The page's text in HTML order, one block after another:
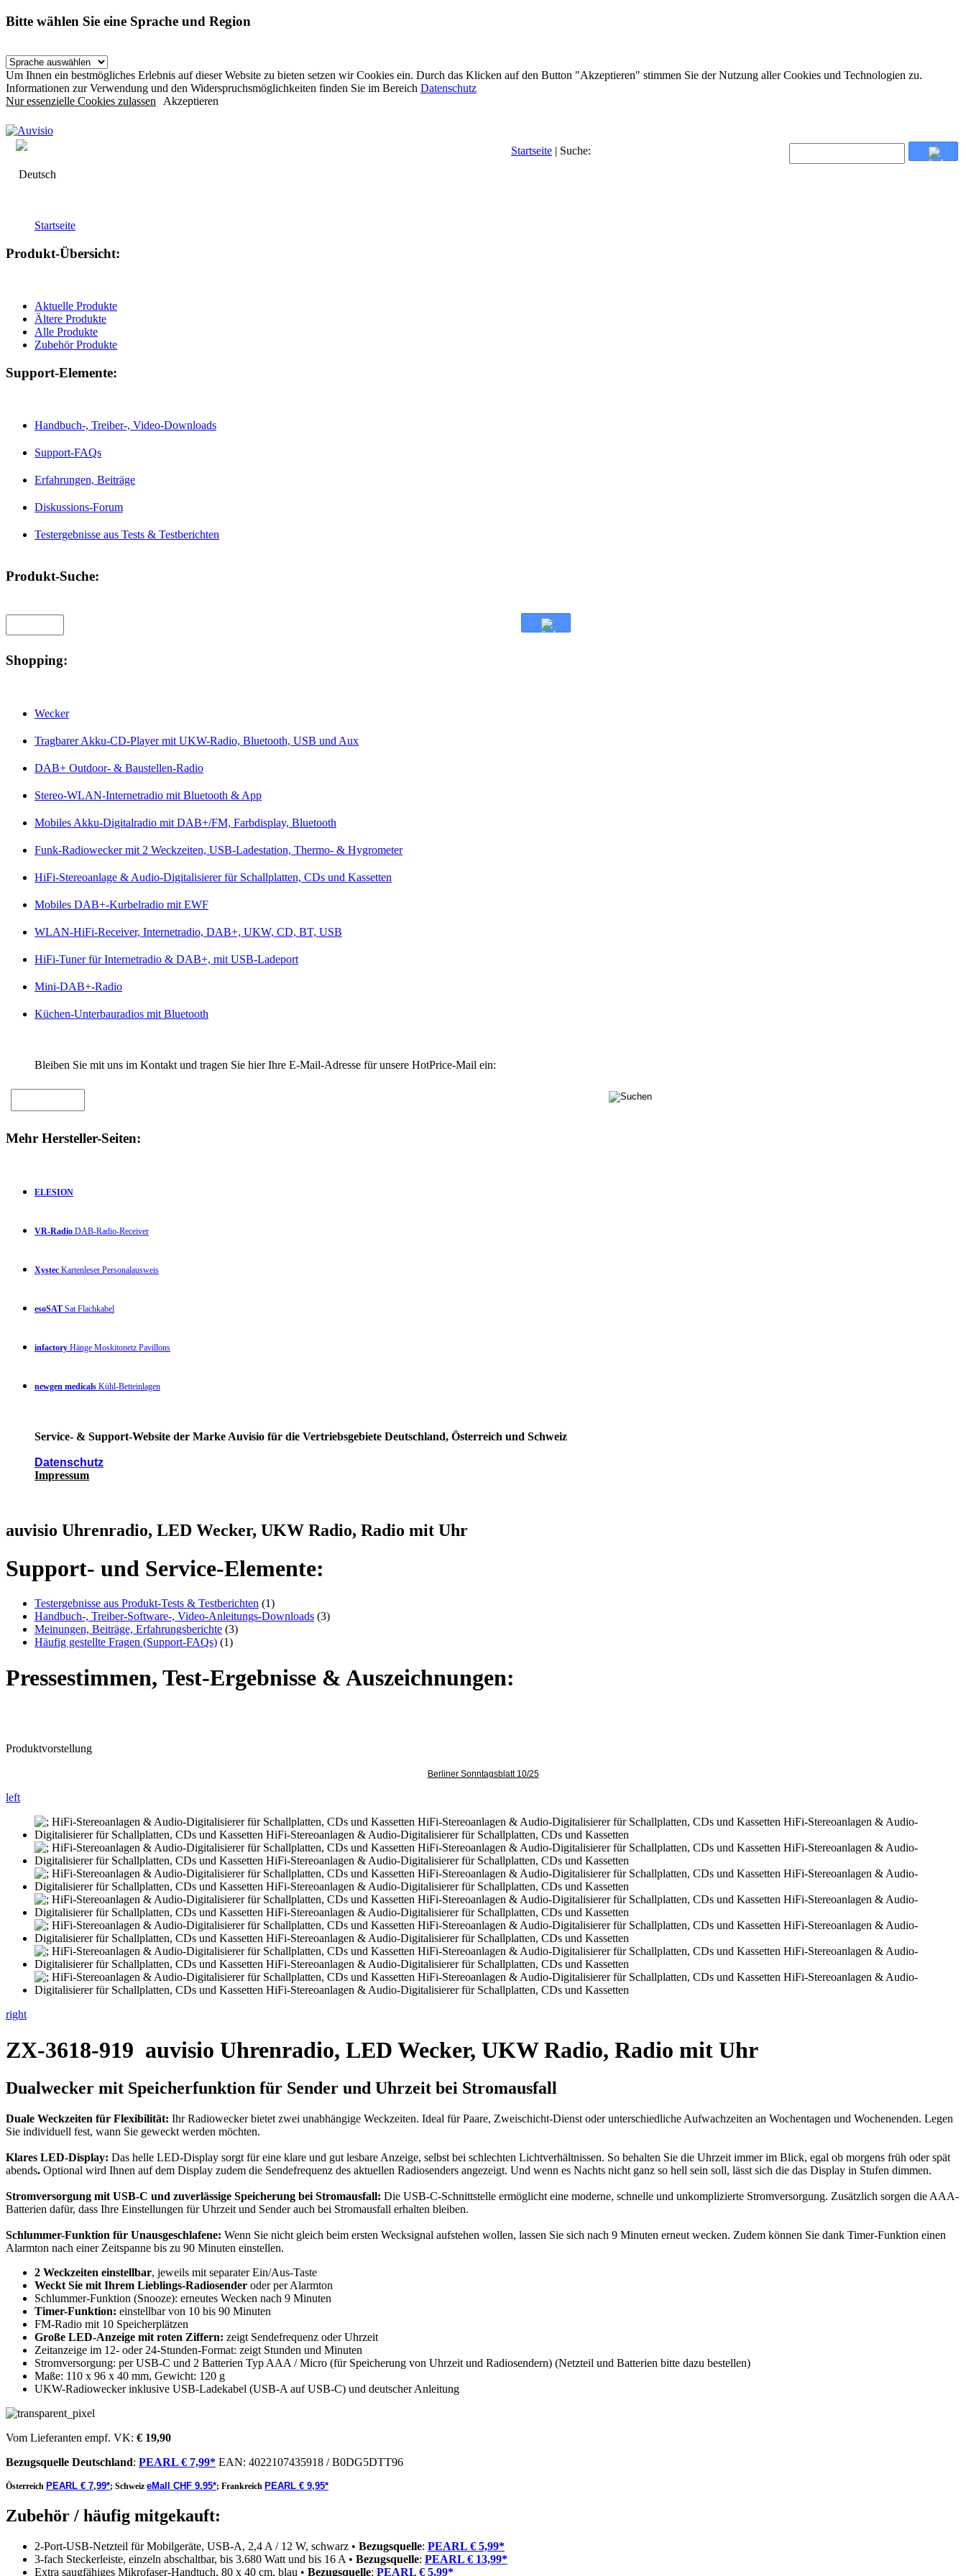
Bitte wählen Sie eine Sprache und Region
Um Ihnen ein bestmögliches Erlebnis auf dieser Website zu bieten setzen wir Cookies ein. Durch das Klicken auf den Button "Akzeptieren" stimmen Sie der Nutzung aller Cookies und Technologien zu.
Informationen zur Verwendung und den Widerspruchsmöglichkeiten finden Sie im Bereich Datenschutz
Nur essenzielle Cookies zulassen Akzeptieren
Deutsch
Startseite | Suche:
Startseite
Produkt-Übersicht:
Aktuelle Produkte
Ältere Produkte
Alle Produkte
Zubehör Produkte
Support-Elemente:
Handbuch-, Treiber-, Video-Downloads
Support-FAQs
Erfahrungen, Beiträge
Diskussions-Forum
Testergebnisse aus Tests & Testberichten
Produkt-Suche:
Shopping:
Wecker
Tragbarer Akku-CD-Player mit UKW-Radio, Bluetooth, USB und Aux
DAB+ Outdoor- & Baustellen-Radio
Stereo-WLAN-Internetradio mit Bluetooth & App
Mobiles Akku-Digitalradio mit DAB+/FM, Farbdisplay, Bluetooth
Funk-Radiowecker mit 2 Weckzeiten, USB-Ladestation, Thermo- & Hygrometer
HiFi-Stereoanlage & Audio-Digitalisierer für Schallplatten, CDs und Kassetten
Mobiles DAB+-Kurbelradio mit EWF
WLAN-HiFi-Receiver, Internetradio, DAB+, UKW, CD, BT, USB
HiFi-Tuner für Internetradio & DAB+, mit USB-Ladeport
Mini-DAB+-Radio
Küchen-Unterbauradios mit Bluetooth
Bleiben Sie mit uns im Kontakt und tragen Sie hier Ihre E-Mail-Adresse für unsere HotPrice-Mail ein:
Mehr Hersteller-Seiten:
ELESION
VR-Radio DAB-Radio-Receiver
Xystec Kartenleser Personalausweis
esoSAT Sat Flachkabel
infactory Hänge Moskitonetz Pavillons
newgen medicals Kühl-Betteinlagen
Service- & Support-Website der Marke Auvisio für die Vertriebsgebiete Deutschland, Österreich und Schweiz
Datenschutz
Impressum
auvisio Uhrenradio, LED Wecker, UKW Radio, Radio mit Uhr
Support- und Service-Elemente:
Testergebnisse aus Produkt-Tests & Testberichten (1)
Handbuch-, Treiber-Software-, Video-Anleitungs-Downloads (3)
Meinungen, Beiträge, Erfahrungsberichte (3)
Häufig gestellte Fragen (Support-FAQs) (1)
Pressestimmen, Test-Ergebnisse & Auszeichnungen:
Produktvorstellung
Berliner Sonntagsblatt 10/25
left
right
ZX-3618-919 auvisio Uhrenradio, LED Wecker, UKW Radio, Radio mit Uhr
Dualwecker mit Speicherfunktion für Sender und Uhrzeit bei Stromausfall
Duale Weckzeiten für Flexibilität: Ihr Radiowecker bietet zwei unabhängige Weckzeiten. Ideal für Paare, Zweischicht-Dienst oder unterschiedliche Aufwachzeiten an Wochentagen und Wochenenden. Legen
Sie individuell fest, wann Sie geweckt werden möchten.
Klares LED-Display: Das helle LED-Display sorgt für eine klare und gut lesbare Anzeige, selbst bei schlechten Lichtverhältnissen. So behalten Sie die Uhrzeit immer im Blick, egal ob morgens früh oder spät
abends. Optional wird Ihnen auf dem Display zudem die Sendefrequenz des aktuellen Radiosenders angezeigt. Und wenn es Nachts nicht ganz so hell sein soll, lässt sich die das Display in Stufen dimmen.
Stromversorgung mit USB-C und zuverlässige Speicherung bei Stromausfall: Die USB-C-Schnittstelle ermöglicht eine moderne, schnelle und unkomplizierte Stromversorgung. Zusätzlich sorgen die AAA-
Batterien dafür, dass Ihre Einstellungen für Uhrzeit und Sender auch bei Stromausfall erhalten bleiben.
Schlummer-Funktion für Unausgeschlafene: Wenn Sie nicht gleich beim ersten Wecksignal aufstehen wollen, lassen Sie sich nach 9 Minuten erneut wecken. Zudem können Sie dank Timer-Funktion einen
Alarmton nach einer Zeitspanne bis zu 90 Minuten einstellen.
2 Weckzeiten einstellbar, jeweils mit separater Ein/Aus-Taste
Weckt Sie mit Ihrem Lieblings-Radiosender oder per Alarmton
Schlummer-Funktion (Snooze): erneutes Wecken nach 9 Minuten
Timer-Funktion: einstellbar von 10 bis 90 Minuten
FM-Radio mit 10 Speicherplätzen
Große LED-Anzeige mit roten Ziffern: zeigt Sendefrequenz oder Uhrzeit
Zeitanzeige im 12- oder 24-Stunden-Format: zeigt Stunden und Minuten
Stromversorgung: per USB-C und 2 Batterien Typ AAA / Micro (für Speicherung von Uhrzeit und Radiosendern) (Netzteil und Batterien bitte dazu bestellen)
Maße: 110 x 96 x 40 mm, Gewicht: 120 g
UKW-Radiowecker inklusive USB-Ladekabel (USB-A auf USB-C) und deutscher Anleitung
Vom Lieferanten empf. VK: € 19,90
Bezugsquelle Deutschland: PEARL € 7,99* EAN: 4022107435918 / B0DG5DTT96
Österreich PEARL € 7,99*; Schweiz eMall CHF 9.95*; Frankreich PEARL € 9,95*
Zubehör / häufig mitgekauft:
2-Port-USB-Netzteil für Mobilgeräte, USB-A, 2,4 A / 12 W, schwarz • Bezugsquelle: PEARL € 5,99*
3-fach Steckerleiste, einzeln abschaltbar, bis 3.680 Watt und bis 16 A • Bezugsquelle: PEARL € 13,99*
Extra saugfähiges Mikrofaser-Handtuch, 80 x 40 cm, blau • Bezugsquelle: PEARL € 5,99*